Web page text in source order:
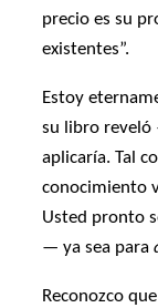
precio es su
existentes”.
Estoy
su libro reveló
aplicaría. Tal
conocimiento
Usted pronto
— ya sea para
Reconozco